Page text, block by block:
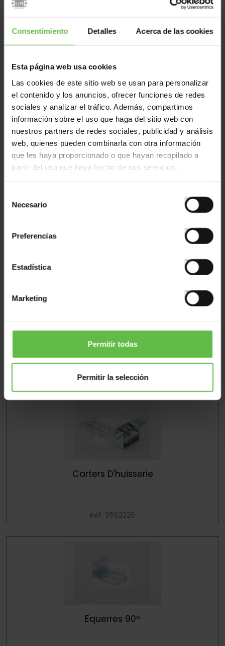
Consentimiento Detalles Acerca de las cookies
Esta página web usa cookies
Las cookies de este sitio web se usan para personalizar
el contenido y los anuncios, ofrecer funciones de redes
sociales y analizar el tráfico. Además, compartimos
información sobre el uso que haga del sitio web con
nuestros partners de redes sociales, publicidad y análisis
web, quienes pueden combinarla con otra información
que les haya proporcionado o que hayan recopilado a
partir del uso que haya hecho de sus servicios.
Necesario
Preferencias
Estadística
Marketing
Permitir todas
Permitir la selección
Réf: 3561231
Équerre
Carters D'huisserie
Réf: 3562326
Equerres 90º